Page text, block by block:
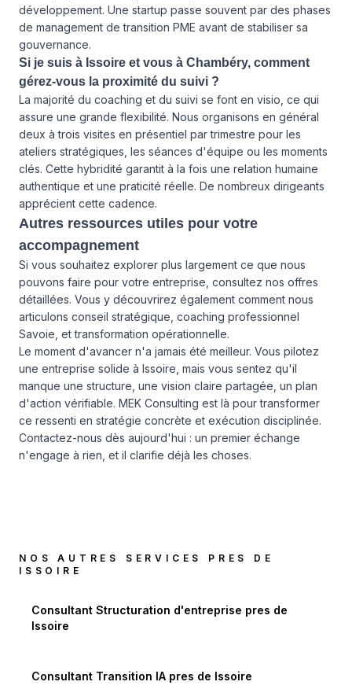
développement. Une startup passe souvent par des phases
de management de transition PME avant de stabiliser sa
gouvernance.
Si je suis à Issoire et vous à Chambéry, comment
gérez-vous la proximité du suivi ?
La majorité du coaching et du suivi se font en visio, ce qui
assure une grande flexibilité. Nous organisons en général
deux à trois visites en présentiel par trimestre pour les
ateliers stratégiques, les séances d'équipe ou les moments
clés. Cette hybridité garantit à la fois une relation humaine
authentique et une praticité réelle. De nombreux dirigeants
apprécient cette cadence.
Autres ressources utiles pour votre
accompagnement
Si vous souhaitez explorer plus largement ce que nous
pouvons faire pour votre entreprise, consultez nos offres
détaillées. Vous y découvrirez également comment nous
articulons conseil stratégique, coaching professionnel
Savoie, et transformation opérationnelle.
Le moment d'avancer n'a jamais été meilleur. Vous pilotez
une entreprise solide à Issoire, mais vous sentez qu'il
manque une structure, une vision claire partagée, un plan
d'action vérifiable. MEK Consulting est là pour transformer
ce ressenti en stratégie concrète et exécution disciplinée.
Contactez-nous dès aujourd'hui : un premier échange
n'engage à rien, et il clarifie déjà les choses.
NOS AUTRES SERVICES PRES DE
ISSOIRE
Consultant Structuration d'entreprise pres de
Issoire
Consultant Transition IA pres de Issoire